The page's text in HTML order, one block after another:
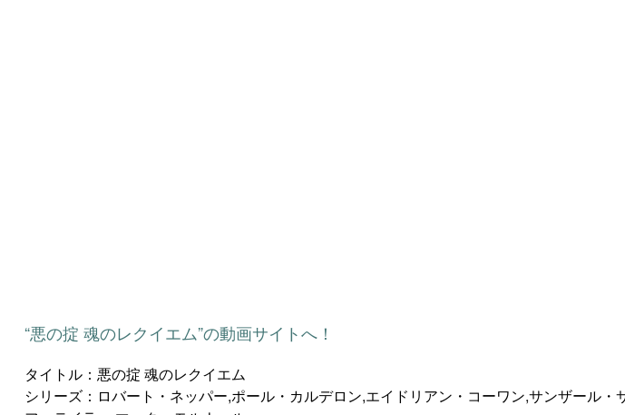
“悪の掟 魂のレクイエム”の動画サイトへ！
タイトル：悪の掟 魂のレクイエム
シリーズ：ロバート・ネッパー,ポール・カルデロン,エイドリアン・コーワン,サンザール